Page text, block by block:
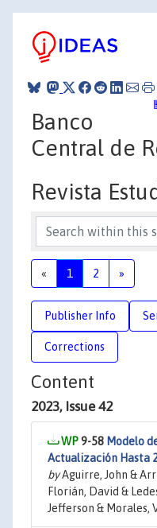
Banco
Central de
Revista
« 1 2 »
Publisher Info
Corrections
Content
2023, Issue 42
9-58 Modelo
Actualización Hasta
byAguirre, John &
Florián, David &
Jefferson & Morales,